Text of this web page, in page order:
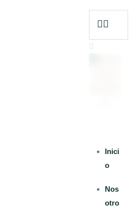
Inici
o
Nos
otro
herramientas